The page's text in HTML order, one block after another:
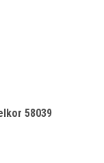
58039